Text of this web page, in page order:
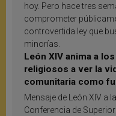
hoy. Pero hace tres
comprometer
controvertida ley que
minorías.
León XIV anima a los
religiosos a ver la
comunitaria como
inspiración y
Mensaje de León XIV a la
Conferencia de